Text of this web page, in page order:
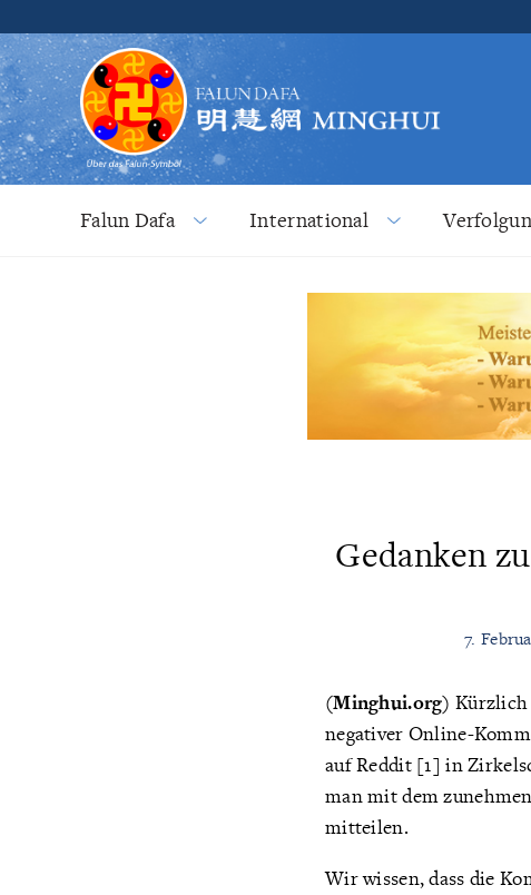
Falun Dafa International
Gedanken
7.
(Minghui.org) Kürzlich
negativer Online-
auf Reddit [1] in
man mit dem
mitteilen.
Wir wissen, dass die